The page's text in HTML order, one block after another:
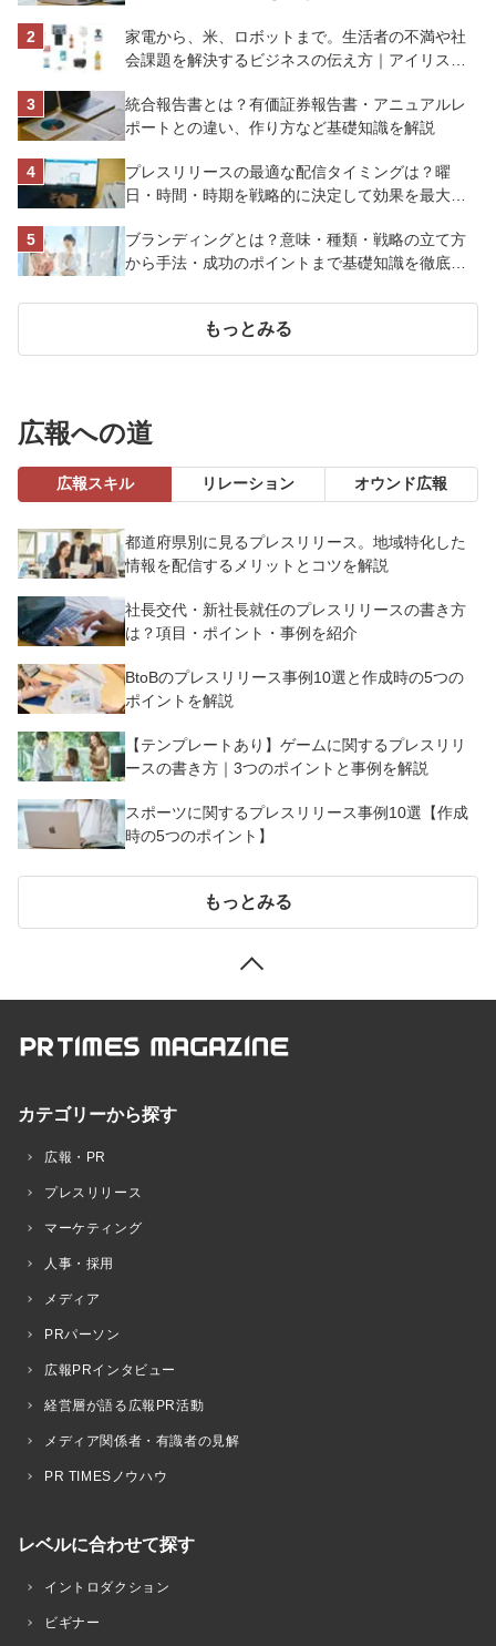
家電から、米、ロボットまで。生活者の不満や社
会課題を解決するビジネスの伝え方｜アイリスオ
統合報告書とは？有価証券報告書・アニュアルレ
ポートとの違い、作り方など基礎知識を解説
プレスリリースの最適な配信タイミングは？曜
日・時間・時期を戦略的に決定して効果を最大化
ブランディングとは？意味・種類・戦略の立て方
から手法・成功のポイントまで基礎知識を徹底解
もっとみる
広報への道
広報スキル リレーション オウンド広報
都道府県別に見るプレスリリース。地域特化した
情報を配信するメリットとコツを解説
社長交代・新社長就任のプレスリリースの書き方
は？項目・ポイント・事例を紹介
BtoBのプレスリリース事例10選と作成時の5つの
ポイントを解説
【テンプレートあり】ゲームに関するプレスリリ
ースの書き方｜3つのポイントと事例を解説
スポーツに関するプレスリリース事例10選【作成
時の5つのポイント】
もっとみる
カテゴリーから探す
広報・PR
プレスリリース
マーケティング
人事・採用
メディア
PRパーソン
広報PRインタビュー
経営層が語る広報PR活動
メディア関係者・有識者の見解
PR TIMESノウハウ
レベルに合わせて探す
イントロダクション
ビギナー